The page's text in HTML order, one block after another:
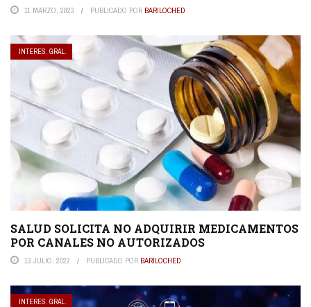
11 MARZO, 2023 PUBLICADO POR BARILOCHED
INTERES. GRAL.
SALUD SOLICITA NO ADQUIRIR MEDICAMENTOS
POR CANALES NO AUTORIZADOS
13 JULIO, 2022 PUBLICADO POR BARILOCHED
INTERES. GRAL.